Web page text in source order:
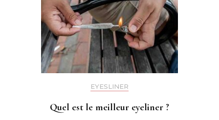
EYESLINER
Quel est le meilleur eyeliner ?